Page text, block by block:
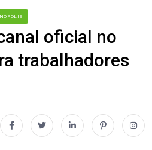
oficial no
trabalhadores